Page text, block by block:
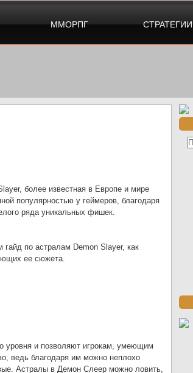
ММОРПГ СТРАТЕГИИ
более известная в Европе и мире
популярностью у геймеров, благодаря
ряда уникальных фишек.
гайд по астралам Demon Slayer, как
ее сюжета.
уровня и позволяют игрокам, умеющим
ведь благодаря им можно неплохо
Астралы в Демон Слеер можно ловить,